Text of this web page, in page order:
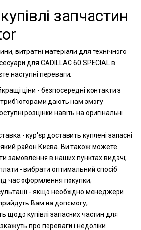
запчастин
витратні матеріали для технічного
для CADILLAC 60 SPECIAL в
наступні переваги:
ціни - безпосередні контакти з
дають нам змогу
розцінки навіть на оригінальні
- кур'єр доставить куплені запасні
район Києва. Ви також можете
замовлення в наших пунктах видачі;
- вибрати оптимальний спосіб
час оформлення покупки;
- якщо необхідно менеджери
Вам на допомогу,
щодо купівлі запасних частин для
про переваги і недоліки